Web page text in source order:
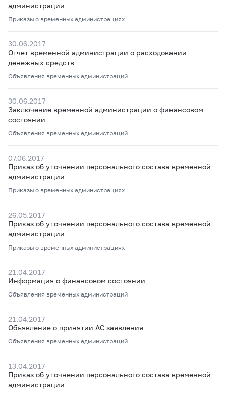
администрации
Приказы о временных администрациях
30.06.2017
Отчет временной администрации о расходовании
денежных средств
Объявления временных администраций
30.06.2017
Заключение временной администрации о финансовом
состоянии
Объявления временных администраций
07.06.2017
Приказ об уточнении персонального состава временной
администрации
Приказы о временных администрациях
26.05.2017
Приказ об уточнении персонального состава временной
администрации
Приказы о временных администрациях
21.04.2017
Информация о финансовом состоянии
Объявления временных администраций
21.04.2017
Объявление о принятии АС заявления
Объявления временных администраций
13.04.2017
Приказ об уточнении персонального состава временной
администрации